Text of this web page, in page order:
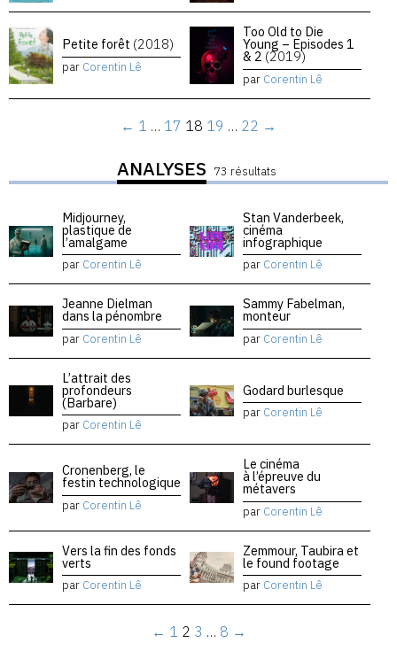
Petite forêt (2018)
par Corentin Lê
Too Old to Die
Young – Episodes 1
& 2 (2019)
par Corentin Lê
← 1 … 17 18 19 … 22 →
ANALYSES 73 résultats
Midjourney,
plastique de
l’amalgame
par Corentin Lê
Stan Vanderbeek,
cinéma
infographique
par Corentin Lê
Jeanne Dielman
dans la pénombre
par Corentin Lê
Sammy Fabelman,
monteur
par Corentin Lê
L’attrait des
profondeurs
(Barbare)
par Corentin Lê
Godard burlesque
par Corentin Lê
Cronenberg, le
festin technologique
par Corentin Lê
Le cinéma
à l’épreuve du
métavers
par Corentin Lê
Vers la fin des fonds
verts
par Corentin Lê
Zemmour, Taubira et
le found footage
par Corentin Lê
← 1 2 3 … 8 →